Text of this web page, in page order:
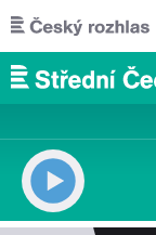
Přejít k hlavnímu